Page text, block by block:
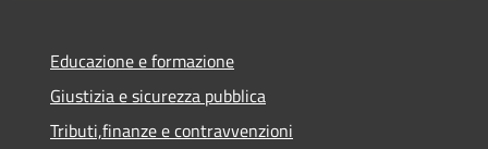
Educazione e formazione
Giustizia e sicurezza pubblica
Tributi,finanze e contravvenzioni